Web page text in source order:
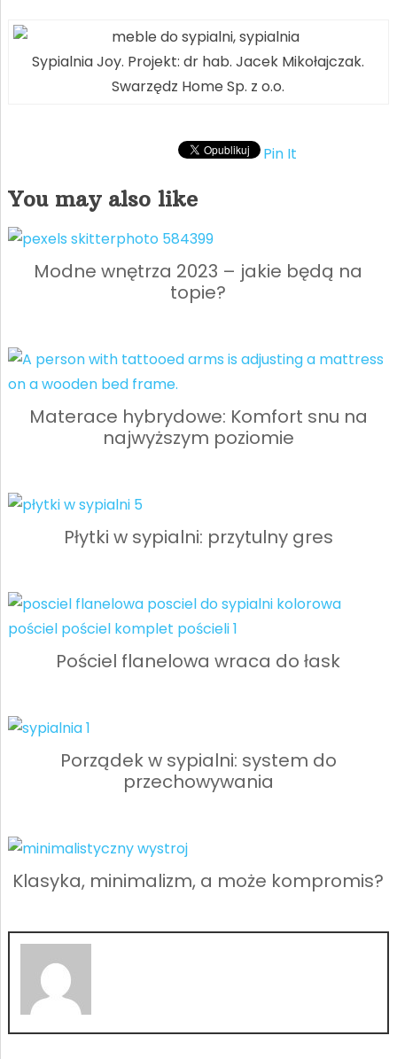
Sypialnia Joy. Projekt: dr hab. Jacek Mikołajczak.
Swarzędz Home Sp. z o.o.
Pin It
You may also like
Modne wnętrza 2023 – jakie będą na
topie?
Materace hybrydowe: Komfort snu na
najwyższym poziomie
Płytki w sypialni: przytulny gres
Pościel flanelowa wraca do łask
Porządek w sypialni: system do
przechowywania
Klasyka, minimalizm, a może kompromis?